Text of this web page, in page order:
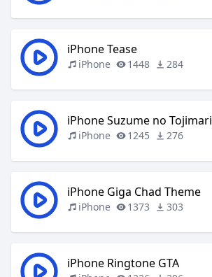
iPhone Tease
iPhone 1448 284
iPhone Suzume no Tojimari
iPhone 1245 276
iPhone Giga Chad Theme
iPhone 1373 303
iPhone Ringtone GTA